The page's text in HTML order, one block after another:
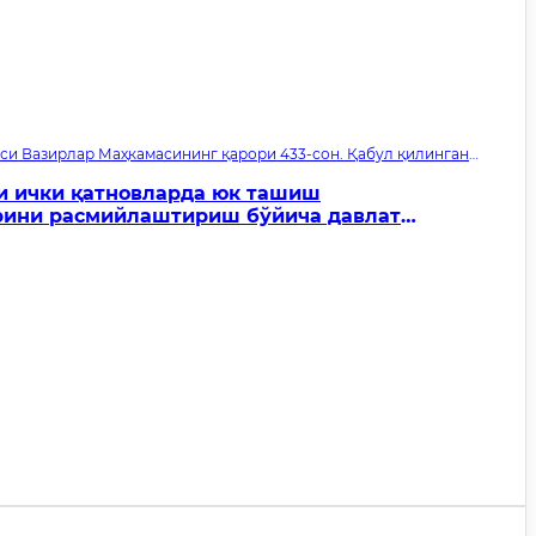
Вазирлар Маҳкамасининг қарори 433-сон. Қабул қилинган
ички қатновларда юк ташиш
расмийлаштириш бўйича давлат